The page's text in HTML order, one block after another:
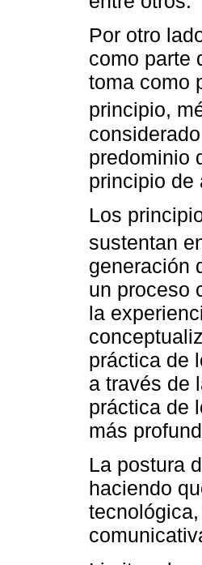
Por otro
como parte
toma como
principio,
predominio
principio de
Los
sustentan
generación
un proceso
la
práctica de
a través de
práctica de
más
La postura
haciendo